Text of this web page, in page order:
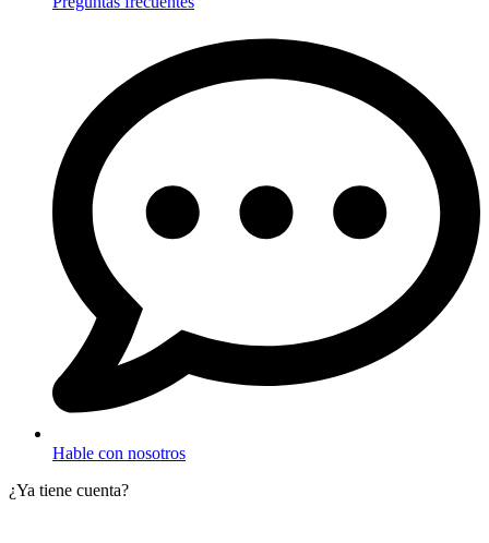
Hable con nosotros
¿Ya tiene cuenta?